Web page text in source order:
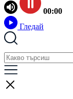
00:00
Гледай